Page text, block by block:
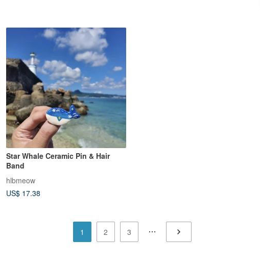
Star Whale Ceramic Pin & Hair
Band
hlbmeow
US$ 17.38
1 2 3